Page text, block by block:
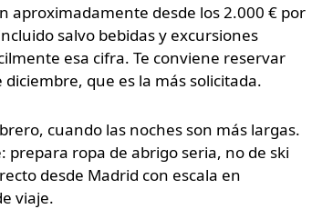
aproximadamente desde los 2.000 € por
salvo bebidas y excursiones
esa cifra. Te conviene reservar
que es la más solicitada.
cuando las noches son más largas.
ropa de abrigo seria, no de ski
desde Madrid con escala en
viaje.